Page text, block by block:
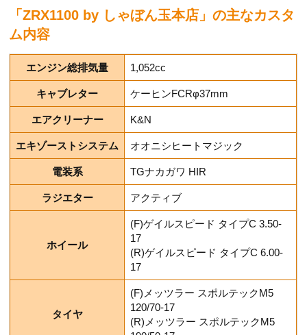
「ZRX1100 by しゃぼん玉本店」の主なカスタ
ム内容
エンジン総排気量 1,052cc
キャブレター ケーヒンFCRφ37mm
エアクリーナー K&N
エキゾーストシステム オオニシヒートマジック
電装系 TGナカガワ HIR
ラジエター アクティブ
ホイール
(F)ゲイルスピード タイプC 3.50-
17
(R)ゲイルスピード タイプC 6.00-
17
タイヤ
(F)メッツラー スポルテックM5
120/70-17
(R)メッツラー スポルテックM5